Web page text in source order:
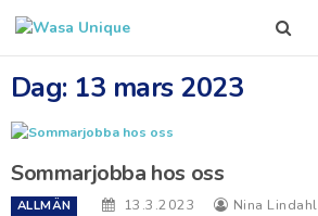
this
Dag: 13 mars 2023
Sommarjobba hos oss
ALLMÄN 13.3.2023 Nina Lindahl